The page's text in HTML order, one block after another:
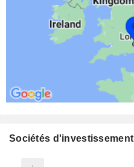
Sociétés d'investissement